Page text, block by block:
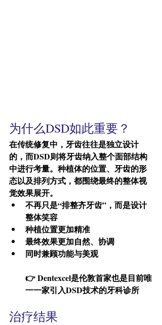
为什么DSD如此重要？
在传统修复中，牙齿往往是独立设计
的，而DSD则将牙齿纳入整个面部结构
中进行考量。种植体的位置、牙齿的形
态以及排列方式，都围绕最终的整体视
觉效果展开。
不再只是“排整齐牙齿”，而是设计
整体笑容
种植位置更加精准
最终效果更加自然、协调
同时兼顾功能与美观
👉 Dentexcel是伦敦首家也是目前唯
一一家引入DSD技术的牙科诊所
治疗结果